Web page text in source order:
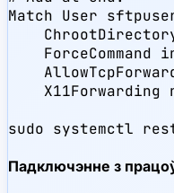
Match User
ForceCommand
X11Forwarding
sudo systemctl
Падключэнне з